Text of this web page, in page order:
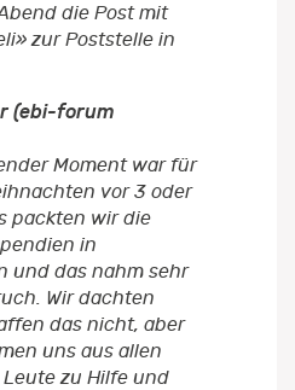
die Post mit
zur Poststelle in
(ebi-forum
Moment war für
vor 3 oder
packten wir die
in
und das nahm sehr
Wir dachten
das nicht, aber
uns aus allen
zu Hilfe und